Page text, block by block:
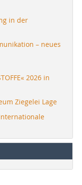
in der
– neues
2026 in
Ziegelei Lage